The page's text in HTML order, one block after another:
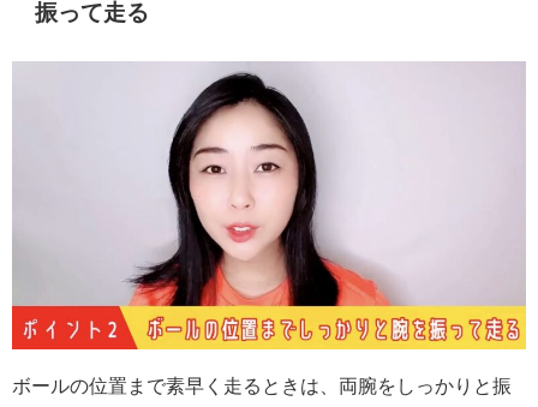
振って走る
ボールの位置まで素早く走るときは、両腕をしっかりと振